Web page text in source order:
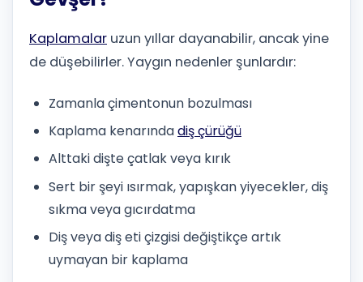
Kaplamalar uzun yıllar dayanabilir, ancak yine
de düşebilirler. Yaygın nedenler şunlardır:
Zamanla çimentonun bozulması
Kaplama kenarındadiş çürüğü
Alttaki dişte çatlak veya kırık
Sert bir şeyi ısırmak, yapışkan yiyecekler, diş
sıkma veya gıcırdatma
Diş veya diş eti çizgisi değiştikçe artık
uymayan bir kaplama